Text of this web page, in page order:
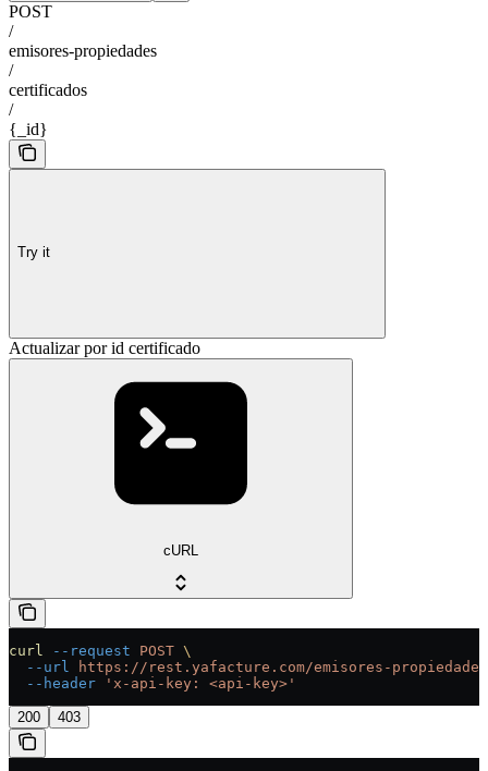
POST
/
emisores-propiedades
/
certificados
/
{_id}
Try it
Actualizar por id certificado
cURL
curl --request POST \
  --url
https://rest.yafacture.com/emisores-
  --header
'x-api-key: <api-key>'
200 403